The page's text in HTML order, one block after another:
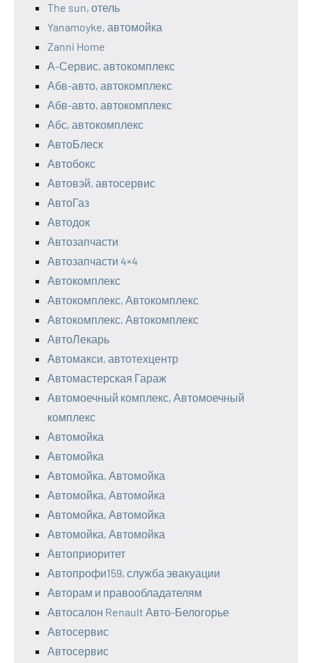
The sun, отель
Yanamoyke, автомойка
Zanni Home
А-Сервис, автокомплекс
Абв-авто, автокомплекс
Абв-авто, автокомплекс
Абс, автокомплекс
АвтоБлеск
Автобокс
Автовэй, автосервис
АвтоГаз
Автодок
Автозапчасти
Автозапчасти 4×4
Автокомплекс
Автокомплекс, Автокомплекс
Автокомплекс, Автокомплекс
АвтоЛекарь
Автомакси, автотехцентр
Автомастерская Гараж
Автомоечный комплекс, Автомоечный
комплекс
Автомойка
Автомойка
Автомойка, Автомойка
Автомойка, Автомойка
Автомойка, Автомойка
Автомойка, Автомойка
Автоприоритет
Автопрофи159, служба эвакуации
Авторам и правообладателям
Автосалон Renault Авто-Белогорье
Автосервис
Автосервис